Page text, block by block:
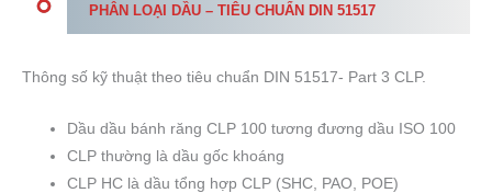
PHÂN LOẠI DẦU– TIÊU CHUẨN DIN 51517
Thông số kỹ thuật theo tiêu chuẩn DIN 51517- Part 3 CLP.
Dầu dầu bánh răng CLP 100 tương đương dầu ISO 100
CLP thường là dầu gốc khoáng
CLP HC là dầu tổng hợp CLP (SHC, PAO, POE)